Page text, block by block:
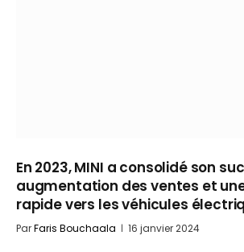
En 2023, MINI a consolidé son
augmentation des ventes et
rapide vers les véhicules
ParFaris Bouchaala 16 janvier 2024